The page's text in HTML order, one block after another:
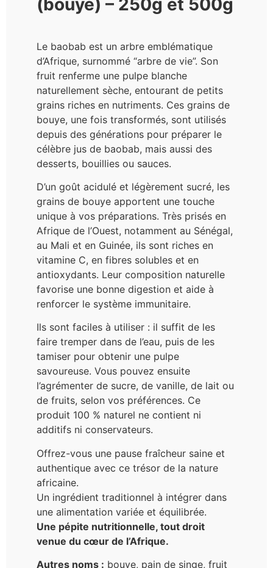
Le baobab est un arbre emblématique
d’Afrique, surnommé “arbre de vie”. Son
fruit renferme une pulpe blanche
naturellement sèche, entourant de petits
grains riches en nutriments. Ces grains de
bouye, une fois transformés, sont utilisés
depuis des générations pour préparer le
célèbre jus de baobab, mais aussi des
desserts, bouillies ou sauces.
D’un goût acidulé et légèrement sucré, les
grains de bouye apportent une touche
unique à vos préparations. Très prisés en
Afrique de l’Ouest, notamment au Sénégal,
au Mali et en Guinée, ils sont riches en
vitamine C, en fibres solubles et en
antioxydants. Leur composition naturelle
favorise une bonne digestion et aide à
renforcer le système immunitaire.
Ils sont faciles à utiliser : il suffit de les
faire tremper dans de l’eau, puis de les
tamiser pour obtenir une pulpe
savoureuse. Vous pouvez ensuite
l’agrémenter de sucre, de vanille, de lait ou
de fruits, selon vos préférences. Ce
produit 100 % naturel ne contient ni
additifs ni conservateurs.
Offrez-vous une pause fraîcheur saine et
authentique avec ce trésor de la nature
africaine.
Un ingrédient traditionnel à intégrer dans
une alimentation variée et équilibrée.
Une pépite nutritionnelle, tout droit
venue du cœur de l’Afrique.
Autres noms : bouye, pain de singe, fruit